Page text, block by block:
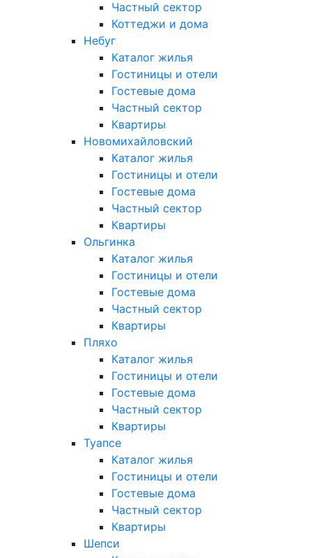
Частный сектор
Коттеджи и дома
Небуг
Каталог жилья
Гостиницы и отели
Гостевые дома
Частный сектор
Квартиры
Новомихайловский
Каталог жилья
Гостиницы и отели
Гостевые дома
Частный сектор
Квартиры
Ольгинка
Каталог жилья
Гостиницы и отели
Гостевые дома
Частный сектор
Квартиры
Пляхо
Каталог жилья
Гостиницы и отели
Гостевые дома
Частный сектор
Квартиры
Туапсе
Каталог жилья
Гостиницы и отели
Гостевые дома
Частный сектор
Квартиры
Шепси